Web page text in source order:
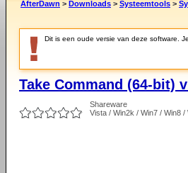
AfterDawn > Downloads > Systeemtools >
Dit is een oude versie van deze software.
Take Command (64-bit)
Shareware
Vista / Win2k / Win7 / Win8 /